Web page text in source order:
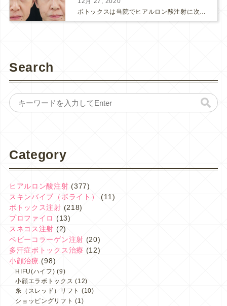
Search
Category
ヒアルロン酸注射 (377)
スキンバイブ（ボライト）
(11)
ボトックス注射 (218)
プロファイロ (13)
スネコス注射 (2)
ベビーコラーゲン注射 (20)
多汗症ボトックス治療 (12)
小顔治療 (98)
HIFU(ハイフ) (9)
小顔エラボトックス (12)
糸（スレッド）リフト (10)
ショッピングリフト (1)